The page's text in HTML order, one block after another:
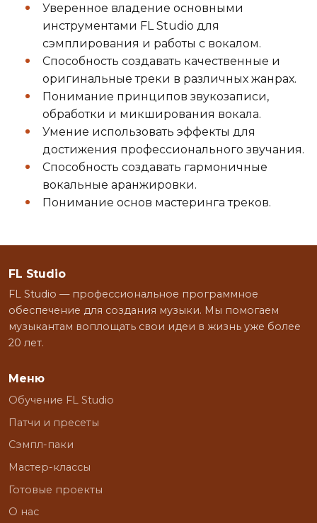
Уверенное владение основными
инструментами FL Studio для
сэмплирования и работы с вокалом.
Способность создавать качественные и
оригинальные треки в различных жанрах.
Понимание принципов звукозаписи,
обработки и микширования вокала.
Умение использовать эффекты для
достижения профессионального звучания.
Способность создавать гармоничные
вокальные аранжировки.
Понимание основ мастеринга треков.
FL Studio
FL Studio — профессиональное программное
обеспечение для создания музыки. Мы помогаем
музыкантам воплощать свои идеи в жизнь уже более
20 лет.
Меню
Обучение FL Studio
Патчи и пресеты
Сэмпл-паки
Мастер-классы
Готовые проекты
О нас